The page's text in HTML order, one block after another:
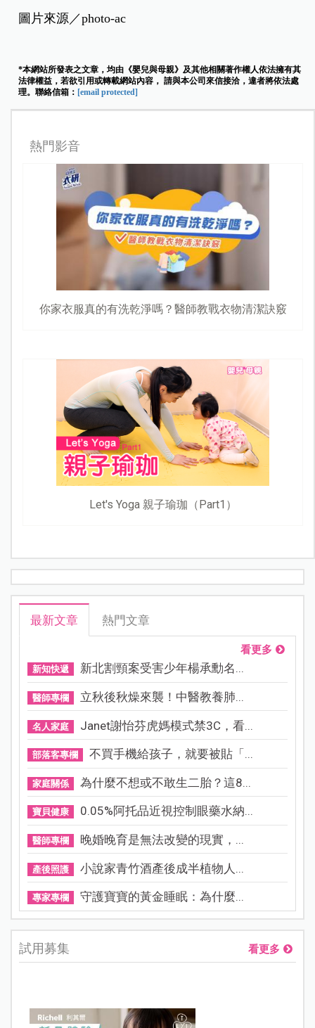
圖片來源／photo-ac
*本網站所發表之文章，均由《嬰兒與母親》及其他相關著作權人依法擁有其
法律權益，若欲引用或轉載網站內容， 請與本公司來信接洽，違者將依法處
理。聯絡信箱： [email protected]
熱門影音
你家衣服真的有洗乾淨嗎？醫師教戰衣物清潔訣竅
Let's Yoga 親子瑜珈（Part1）
最新文章 熱門文章
看更多
新知快遞 新北割頸案受害少年楊承勳名...
醫師專欄 立秋後秋燥來襲！中醫教養肺...
名人家庭 Janet謝怡芬虎媽模式禁3C，看...
部落客專欄 不買手機給孩子，就要被貼「...
家庭關係 為什麼不想或不敢生二胎？這8...
寶貝健康 0.05%阿托品近視控制眼藥水納...
醫師專欄 晚婚晚育是無法改變的現實，...
產後照護 小說家青竹酒產後成半植物人...
專家專欄 守護寶寶的黃金睡眠：為什麼...
試用募集 看更多